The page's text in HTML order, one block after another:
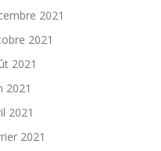
2021
2021
2021
2021
2021
2021